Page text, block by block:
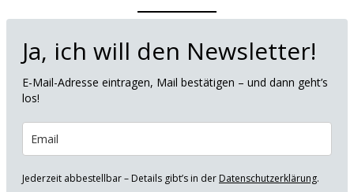
Ja, ich will den Newsletter!
E-Mail-Adresse eintragen, Mail bestätigen – und dann geht’s
los!
Jederzeit abbestellbar – Details gibt’s in der Datenschutzerklärung.